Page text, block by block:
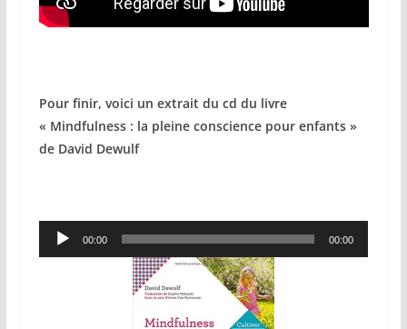
Pour finir, voici un extrait du cd du livre
« Mindfulness : la pleine conscience pour enfants »
de David Dewulf
Lecteur
audio
00:00 00:00